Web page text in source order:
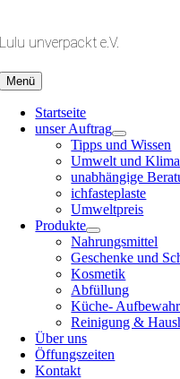
springen
Lulu unverpackt e.V.
Menü
Startseite
unser Auftrag
Tipps und Wissen
Umwelt und Klima
unabhängige
ichfasteplaste
Umweltpreis
Produkte
Nahrungsmittel
Geschenke und
Kosmetik
Abfüllung
Küche-
Reinigung &
Über uns
Öffungszeiten
Kontakt